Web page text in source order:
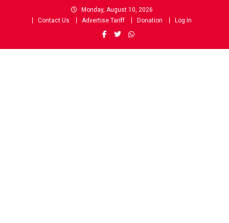
Monday, August 10, 2026
Contact Us
Advertise Tariff Donation Log In